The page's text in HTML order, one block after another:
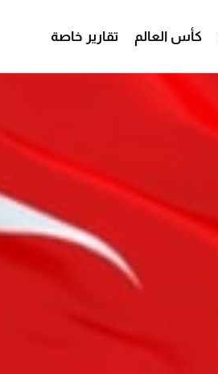
كأس العالم تقارير خاصة